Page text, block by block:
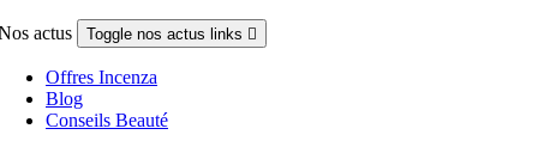
actus Toggle nos actus links 
Offres Incenza
Blog
Conseils Beauté